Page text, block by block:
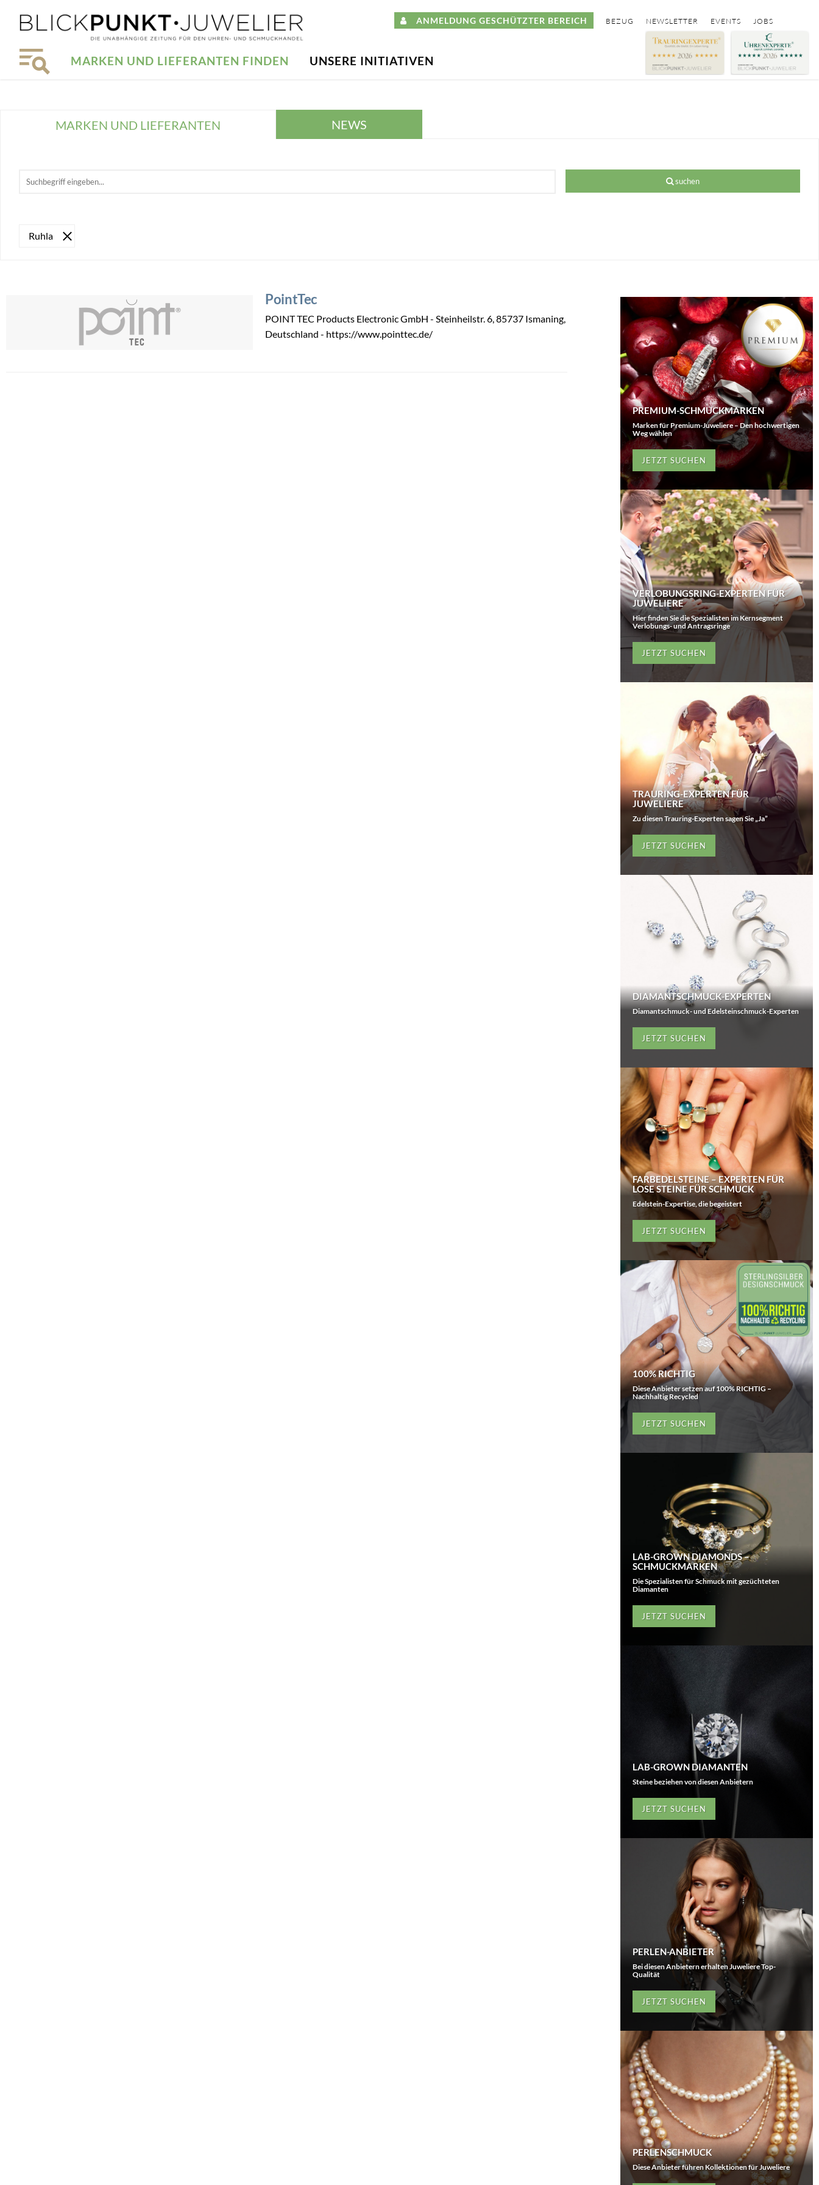
ANMELDUNG GESCHÜTZTER BEREICH BEZUG NEWSLETTER EVENTS JOBS
MARKEN UND LIEFERANTEN FINDEN UNSERE INITIATIVEN
MARKEN UND LIEFERANTEN NEWS
suchen
Ruhla
PointTec
POINT TEC Products Electronic GmbH - Steinheilstr. 6, 85737 Ismaning,
Deutschland - https://www.pointtec.de/
PREMIUM-SCHMUCKMARKEN
Marken für Premium-Juweliere – Den hochwertigen
Weg wählen
JETZT SUCHEN
VERLOBUNGSRING-EXPERTEN FÜR
JUWELIERE
Hier finden Sie die Spezialisten im Kernsegment
Verlobungs- und Antragsringe
JETZT SUCHEN
TRAURING-EXPERTEN FÜR
JUWELIERE
Zu diesen Trauring-Experten sagen Sie „Ja”
JETZT SUCHEN
DIAMANTSCHMUCK-EXPERTEN
Diamantschmuck- und Edelsteinschmuck-Experten
JETZT SUCHEN
FARBEDELSTEINE – EXPERTEN FÜR
LOSE STEINE FÜR SCHMUCK
Edelstein-Expertise, die begeistert
JETZT SUCHEN
100% RICHTIG
Diese Anbieter setzen auf 100% RICHTIG –
Nachhaltig Recycled
JETZT SUCHEN
LAB-GROWN DIAMONDS –
SCHMUCKMARKEN
Die Spezialisten für Schmuck mit gezüchteten
Diamanten
JETZT SUCHEN
LAB-GROWN DIAMANTEN
Steine beziehen von diesen Anbietern
JETZT SUCHEN
PERLEN-ANBIETER
Bei diesen Anbietern erhalten Juweliere Top-
Qualität
JETZT SUCHEN
PERLENSCHMUCK
Diese Anbieter führen Kollektionen für Juweliere